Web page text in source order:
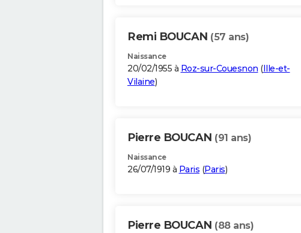
Remi BOUCAN (57 ans)
Naissance
20/02/1955 à Roz-sur-Couesnon (Ille-et-
Vilaine)
Pierre BOUCAN (91 ans)
Naissance
26/07/1919 à Paris (Paris)
Pierre BOUCAN (88 ans)